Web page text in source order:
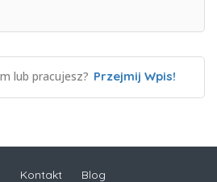
lub pracujesz? Przejmij Wpis!
Kontakt Blog